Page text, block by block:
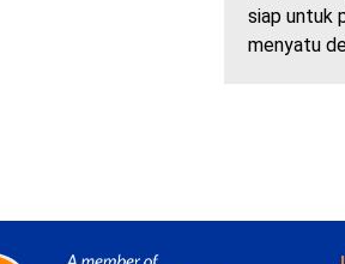
siap untuk
menyatu